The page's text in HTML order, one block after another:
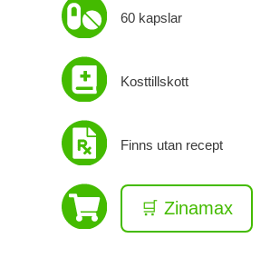
60 kapslar
Kosttillskott
Finns utan recept
🛒 Zinamax